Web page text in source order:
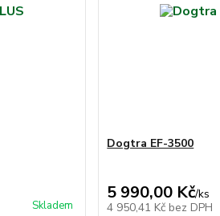
Skladem
Dogtra EF-3500
5 990,00 Kč/ks
4 950,41 Kč bez DPH